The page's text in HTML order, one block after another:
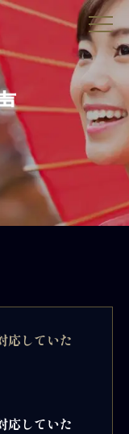
応していた
応していた